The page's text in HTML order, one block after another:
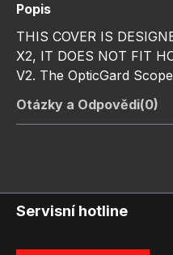
Popis
THIS COVER IS
X2, IT DOES NOT FIT
V2. The OpticGard
Otázky a Odpovědi(0)
Servisní hotline